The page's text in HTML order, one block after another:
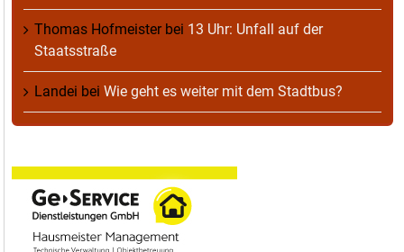
Thomas Hofmeisterbei 13 Uhr: Unfall auf der
Staatsstraße
Landei bei Wie geht es weiter mit dem Stadtbus?